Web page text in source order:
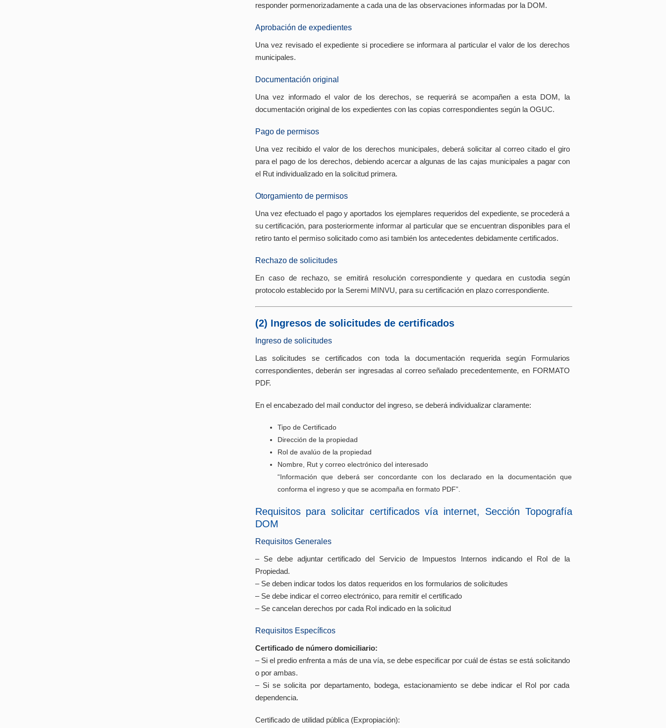
responder pormenorizadamente a cada una de las observaciones informadas por la DOM.
Aprobación de expedientes
Una vez revisado el expediente si procediere se informara al particular el valor de los derechos
municipales.
Documentación original
Una vez informado el valor de los derechos, se requerirá se acompañen a esta DOM, la
documentación original de los expedientes con las copias correspondientes según la OGUC.
Pago de permisos
Una vez recibido el valor de los derechos municipales, deberá solicitar al correo citado el giro
para el pago de los derechos, debiendo acercar a algunas de las cajas municipales a pagar con
el Rut individualizado en la solicitud primera.
Otorgamiento de permisos
Una vez efectuado el pago y aportados los ejemplares requeridos del expediente, se procederá a
su certificación, para posteriormente informar al particular que se encuentran disponibles para el
retiro tanto el permiso solicitado como asi también los antecedentes debidamente certificados.
Rechazo de solicitudes
En caso de rechazo, se emitirá resolución correspondiente y quedara en custodia según
protocolo establecido por la Seremi MINVU, para su certificación en plazo correspondiente.
(2) Ingresos de solicitudes de certificados
Ingreso de solicitudes
Las solicitudes se certificados con toda la documentación requerida según Formularios
correspondientes, deberán ser ingresadas al correo señalado precedentemente, en FORMATO
PDF.
En el encabezado del mail conductor del ingreso, se deberá individualizar claramente:
Tipo de Certificado
Dirección de la propiedad
Rol de avalúo de la propiedad
Nombre, Rut y correo electrónico del interesado
“Información que deberá ser concordante con los declarado en la documentación que
conforma el ingreso y que se acompaña en formato PDF”.
Requisitos para solicitar certificados vía internet, Sección Topografía
DOM
Requisitos Generales
– Se debe adjuntar certificado del Servicio de Impuestos Internos indicando el Rol de la
Propiedad.
– Se deben indicar todos los datos requeridos en los formularios de solicitudes
– Se debe indicar el correo electrónico, para remitir el certificado
– Se cancelan derechos por cada Rol indicado en la solicitud
Requisitos Específicos
Certificado de número domiciliario:
– Si el predio enfrenta a más de una vía, se debe especificar por cuál de éstas se está solicitando
o por ambas.
– Si se solicita por departamento, bodega, estacionamiento se debe indicar el Rol por cada
dependencia.
Certificado de utilidad pública (Expropiación):